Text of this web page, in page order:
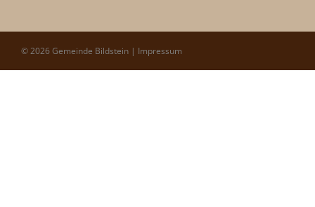
© 2026 Gemeinde Bildstein | Impressum